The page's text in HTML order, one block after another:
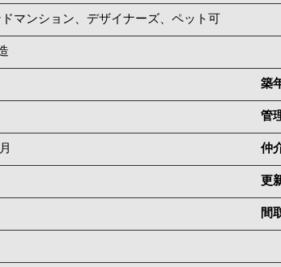
ドマンション、デザイナーズ、ペット可
築
管
仲
更
間